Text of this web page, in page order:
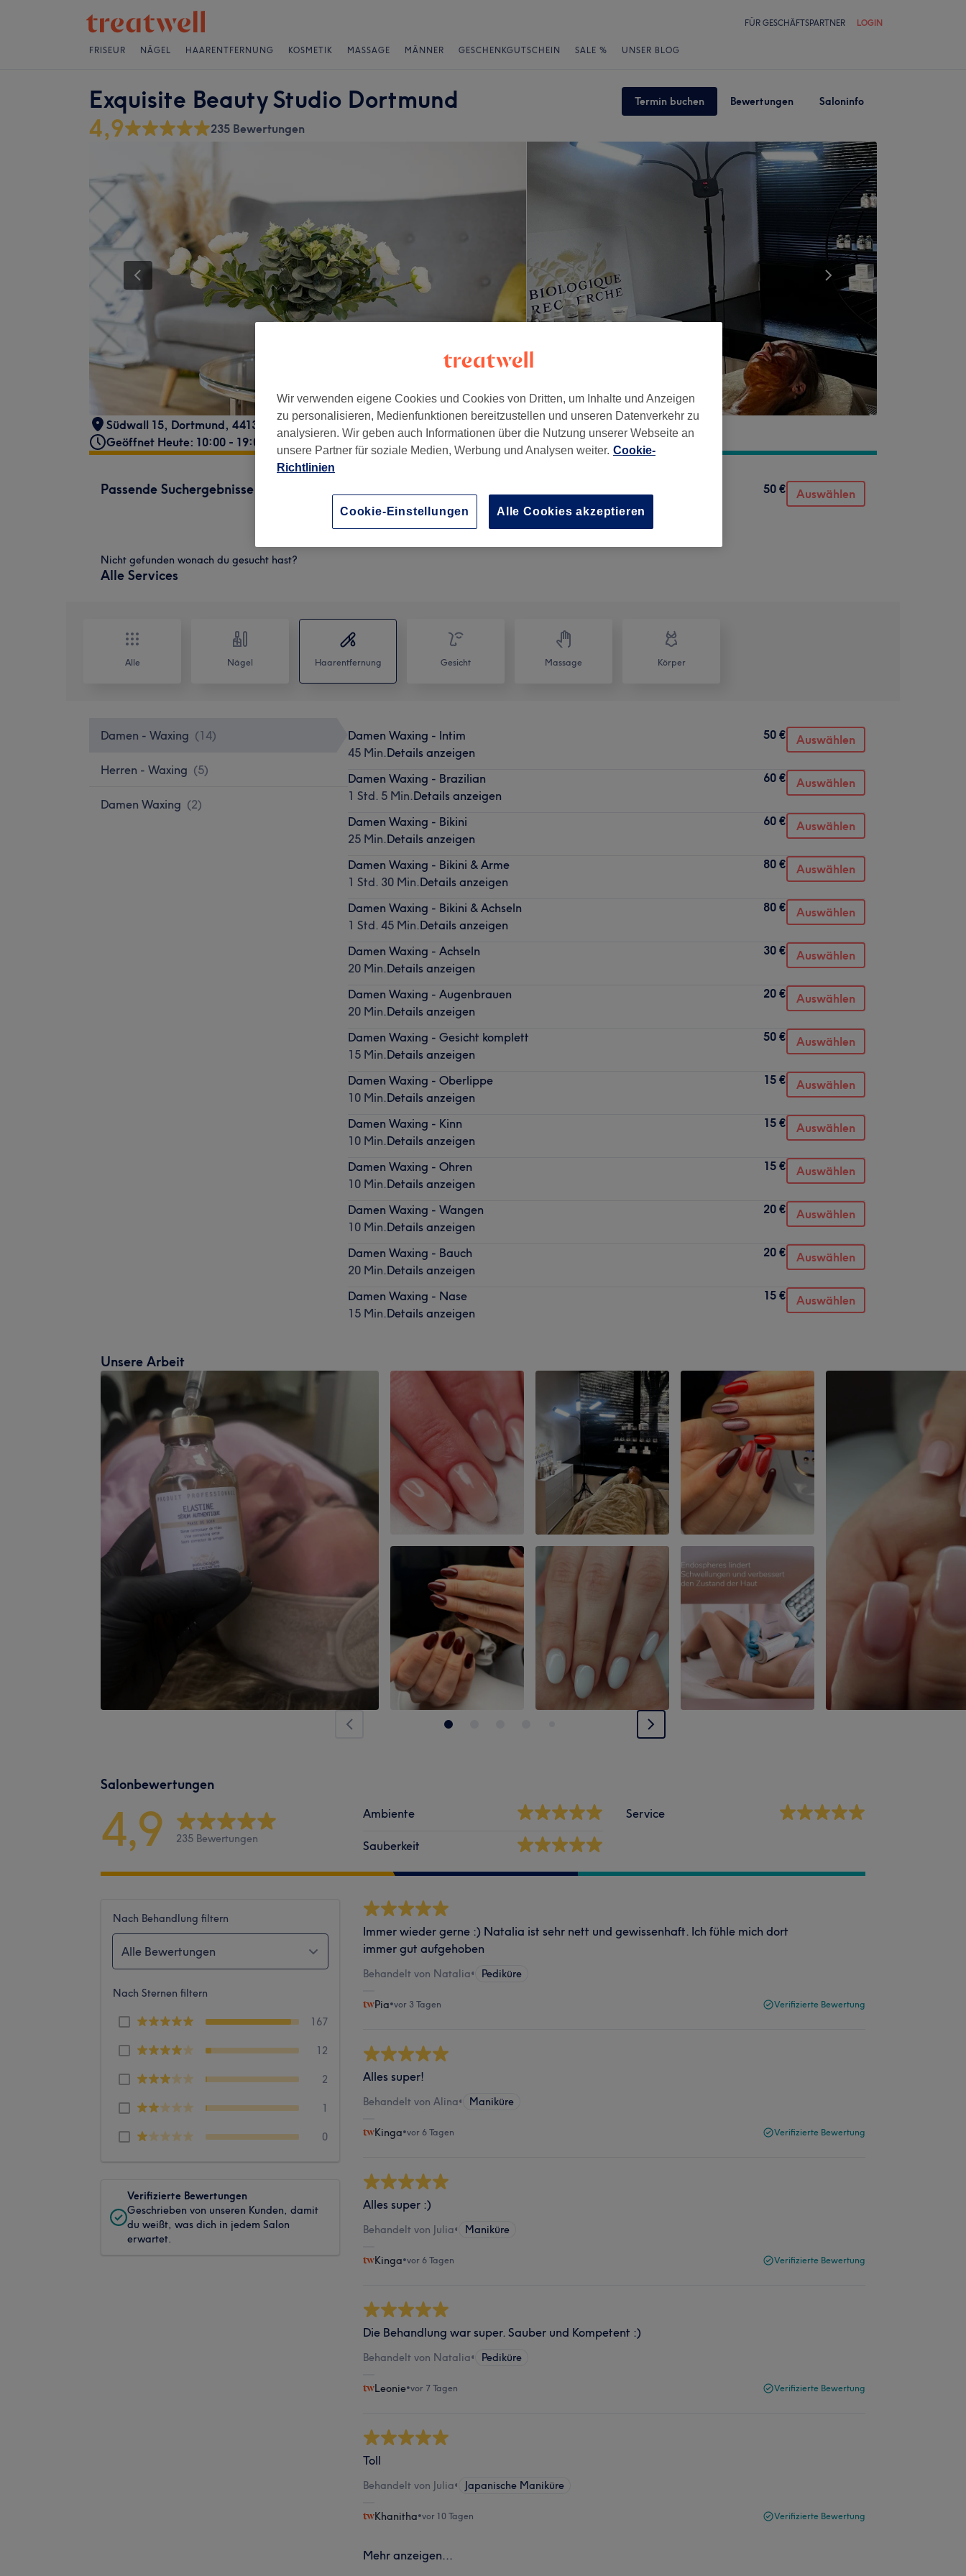
FÜR GESCHÄFTSPARTNER LOGIN
FRISEUR NÄGEL HAARENTFERNUNG KOSMETIK MASSAGE MÄNNER GESCHENKGUTSCHEIN SALE % UNSER BLOG
Exquisite Beauty Studio Dortmund Termin buchen Bewertungen Saloninfo
4,9 235 Bewertungen
Südwall 15, Dortmund, 44137
Geöffnet Heute: 10:00 - 19:00
Passende Suchergebnisse
45 Min.Details anzeigen
50 € Auswählen
Nicht gefunden wonach du gesucht hast?
Alle Services
Alle Nägel Haarentfernung Gesicht Massage Körper
Damen - Waxing (14)
Herren - Waxing (5)
Damen Waxing (2)
Damen Waxing - Intim
45 Min.Details anzeigen
50 € Auswählen
Damen Waxing - Brazilian
1 Std. 5 Min.Details anzeigen
60 € Auswählen
Damen Waxing - Bikini
25 Min.Details anzeigen
60 € Auswählen
Damen Waxing - Bikini & Arme
1 Std. 30 Min.Details anzeigen
80 € Auswählen
Damen Waxing - Bikini & Achseln
1 Std. 45 Min.Details anzeigen
80 € Auswählen
Damen Waxing - Achseln
20 Min.Details anzeigen
30 € Auswählen
Damen Waxing - Augenbrauen
20 Min.Details anzeigen
20 € Auswählen
Damen Waxing - Gesicht komplett
15 Min.Details anzeigen
50 € Auswählen
Damen Waxing - Oberlippe
10 Min.Details anzeigen
15 € Auswählen
Damen Waxing - Kinn
10 Min.Details anzeigen
15 € Auswählen
Damen Waxing - Ohren
10 Min.Details anzeigen
15 € Auswählen
Damen Waxing - Wangen
10 Min.Details anzeigen
20 € Auswählen
Damen Waxing - Bauch
20 Min.Details anzeigen
20 € Auswählen
Damen Waxing - Nase
15 Min.Details anzeigen
15 € Auswählen
Unsere Arbeit
Salonbewertungen
4,9 235 Bewertungen
Ambiente
Sauberkeit
Service
Nach Behandlung filtern
Alle Bewertungen
Nach Sternen filtern
167
12
2
1
0
Verifizierte Bewertungen
Geschrieben von unseren Kunden, damit
du weißt, was dich in jedem Salon
erwartet.
Immer wieder gerne :) Natalia ist sehr nett und gewissenhaft. Ich fühle mich dort
immer gut aufgehoben
Behandelt von Natalia• Pediküre
Pia•vor 3 Tagen Verifizierte Bewertung
Alles super!
Behandelt von Alina• Maniküre
Kinga•vor 6 Tagen Verifizierte Bewertung
Alles super :)
Behandelt von Julia• Maniküre
Kinga•vor 6 Tagen Verifizierte Bewertung
Die Behandlung war super. Sauber und Kompetent :)
Behandelt von Natalia• Pediküre
Leonie•vor 7 Tagen Verifizierte Bewertung
Toll
Behandelt von Julia• Japanische Maniküre
Khanitha•vor 10 Tagen Verifizierte Bewertung
Mehr anzeigen...
Wir verwenden eigene Cookies und Cookies von Dritten, um Inhalte und Anzeigen
zu personalisieren, Medienfunktionen bereitzustellen und unseren Datenverkehr zu
analysieren. Wir geben auch Informationen über die Nutzung unserer Webseite an
unsere Partner für soziale Medien, Werbung und Analysen weiter. Cookie-
Richtlinien
Cookie-Einstellungen Alle Cookies akzeptieren